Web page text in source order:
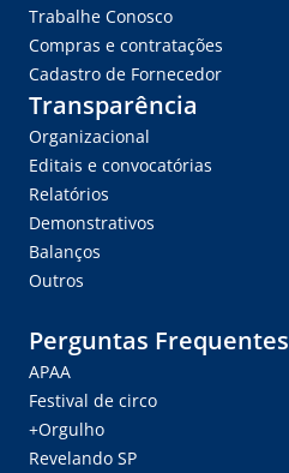
Trabalhe Conosco
Compras e contratações
Cadastro de Fornecedor
Transparência
Organizacional
Editais e convocatórias
Relatórios
Demonstrativos
Balanços
Outros
Perguntas Frequentes
APAA
Festival de circo
+Orgulho
Revelando SP